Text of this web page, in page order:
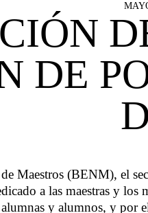
DE
Maestros (BENM), el
a las maestras y
y alumnos, y por